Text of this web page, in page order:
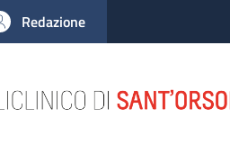
Redazione